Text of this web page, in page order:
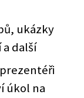
ukázky
další
úkol na